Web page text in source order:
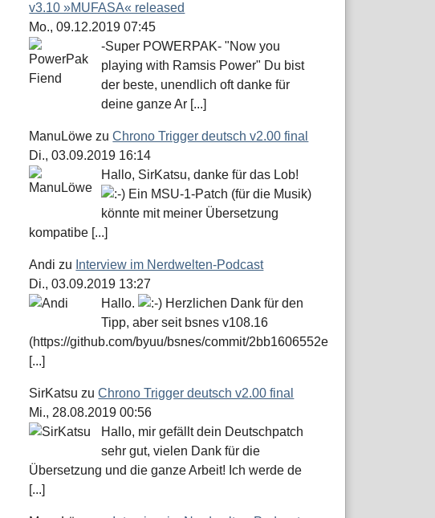
v3.10 »MUFASA« released
Mo., 09.12.2019 07:45
-Super POWERPAK- "Now you
playing with Ramsis Power" Du bist
der beste, unendlich oft danke für
deine ganze Ar [...]
ManuLöwe zuChrono Trigger deutsch v2.00 final
Di., 03.09.2019 16:14
Hallo, SirKatsu, danke für das Lob!
Ein MSU-1-Patch (für die Musik)
könnte mit meiner Übersetzung
kompatibe [...]
Andi zu Interview im Nerdwelten-Podcast
Di., 03.09.2019 13:27
Hallo.
Herzlichen Dank für den
Tipp, aber seit bsnes v108.16
(https://github.com/byuu/bsnes/commit/2bb1606552e
[...]
SirKatsu zuChrono Trigger deutsch v2.00 final
Mi., 28.08.2019 00:56
Hallo, mir gefällt dein Deutschpatch
sehr gut, vielen Dank für die
Übersetzung und die ganze Arbeit! Ich werde de
[...]